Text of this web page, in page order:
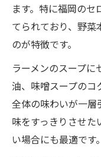
ます。特に福岡の
てられており、野菜
のが特徴です。
ラーメンのスープ
油、味噌スープのコ
全体の味わいが一層
味をすっきりさせ
い場合にも最適です。